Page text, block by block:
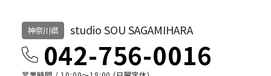
神奈川県 studio SOU SAGAMIHARA
042-756-0016